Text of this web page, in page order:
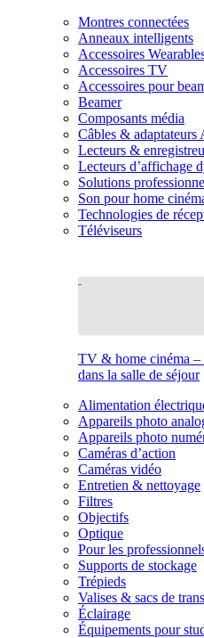
Montres connectées
Anneaux intelligents
Accessoires
Accessoires TV
Accessoires pour
Beamer
Composants média
Câbles & adaptateurs
Lecteurs &
Lecteurs d’affichage
Solutions
Son pour home
Technologies de
Téléviseurs
TV & home cinéma –
dans la salle de séjour
Alimentation
Appareils photo
Appareils photo
Caméras d’action
Caméras vidéo
Entretien & nettoyage
Filtres
Objectifs
Optique
Pour les
Supports de stockage
Trépieds
Valises & sacs de
Éclairage
Équipements pour